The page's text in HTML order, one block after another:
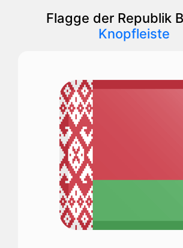
Flagge der Republik
Knopfleiste